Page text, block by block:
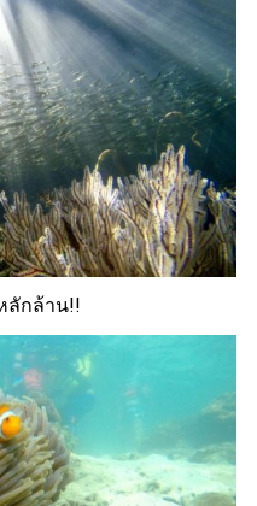
ลักล้าน!!